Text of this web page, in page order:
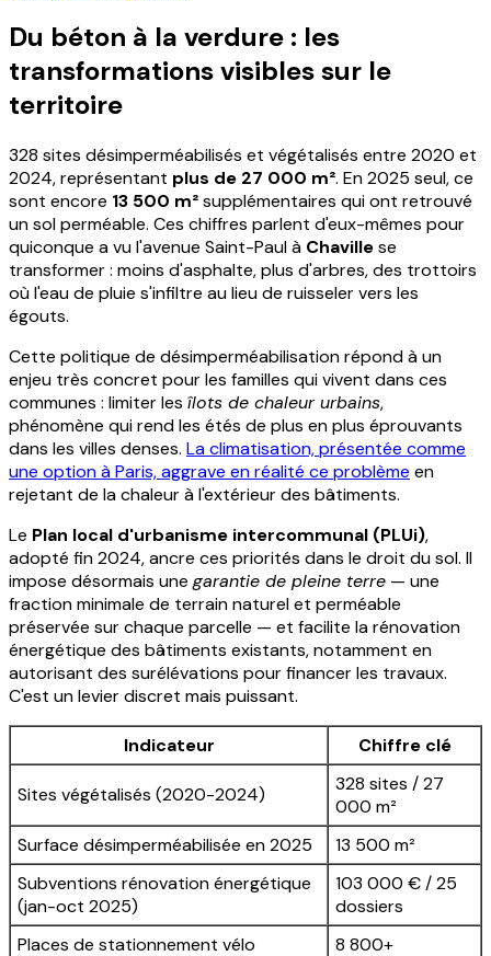
Du béton à la verdure : les
transformations visibles sur le
territoire
328 sites désimperméabilisés et végétalisés entre 2020 et
2024, représentant plus de 27 000 m². En 2025 seul, ce
sont encore 13 500 m²supplémentaires qui ont retrouvé
un sol perméable. Ces chiffres parlent d'eux-mêmes pour
quiconque a vu l'avenue Saint-Paul à Chavillese
transformer : moins d'asphalte, plus d'arbres, des trottoirs
où l'eau de pluie s'infiltre au lieu de ruisseler vers les
égouts.
Cette politique de désimperméabilisation répond à un
enjeu très concret pour les familles qui vivent dans ces
communes : limiter les îlots de chaleur urbains,
phénomène qui rend les étés de plus en plus éprouvants
dans les villes denses. La climatisation, présentée comme
une option à Paris, aggrave en réalité ce problème en
rejetant de la chaleur à l'extérieur des bâtiments.
Le Plan local d'urbanisme intercommunal (PLUi),
adopté fin 2024, ancre ces priorités dans le droit du sol. Il
impose désormais unegarantie de pleine terre — une
fraction minimale de terrain naturel et perméable
préservée sur chaque parcelle — et facilite la rénovation
énergétique des bâtiments existants, notamment en
autorisant des surélévations pour financer les travaux.
C'est un levier discret mais puissant.
Indicateur Chiffre clé
Sites végétalisés (2020-2024)
328 sites / 27
000 m²
Surface désimperméabilisée en 2025
13 500 m²
Subventions rénovation énergétique
(jan-oct 2025)
103 000 € / 25
dossiers
Places de stationnement vélo
8 800+